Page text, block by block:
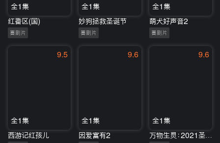
全1集
红番区(国)
喜剧片
全1集
妙狗拯救圣诞节
喜剧片
全1集
萌犬好声音2
喜剧片
9.5
全1集
西游记红孩儿
9.6
全1集
因爱富有2
9.6
全1集